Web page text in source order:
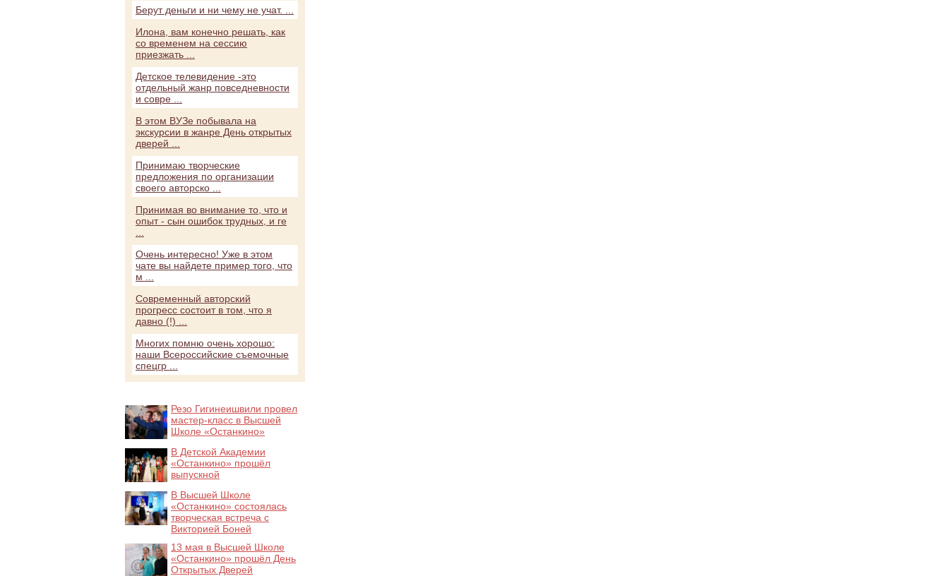
Берут деньги и ни чему не учат. ...
Илона, вам конечно решать, как
со временем на сессию
приезжать ...
Детское телевидение -это
отдельный жанр повседневности
и совре ...
В этом ВУЗе побывала на
экскурсии в жанре День открытых
дверей ...
Принимаю творческие
предложения по организации
своего авторско ...
Принимая во внимание то, что и
опыт - сын ошибок трудных, и ге
Очень интересно! Уже в этом
чате вы найдете пример того, что
м ...
Современный авторский
прогресс состоит в том, что я
давно (!) ...
Многих помню очень хорошо:
наши Всероссийские съемочные
спецгр ...
Резо Гигинеишвили провел
мастер-класс в Высшей
Школе «Останкино»
В Детской Академии
«Останкино» прошёл
выпускной
В Высшей Школе
«Останкино» состоялась
творческая встреча с
Викторией Боней
13 мая в Высшей Школе
«Останкино» прошёл День
Открытых Дверей